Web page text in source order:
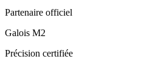
Partenaire officiel
Galois M2
Précision certifiée